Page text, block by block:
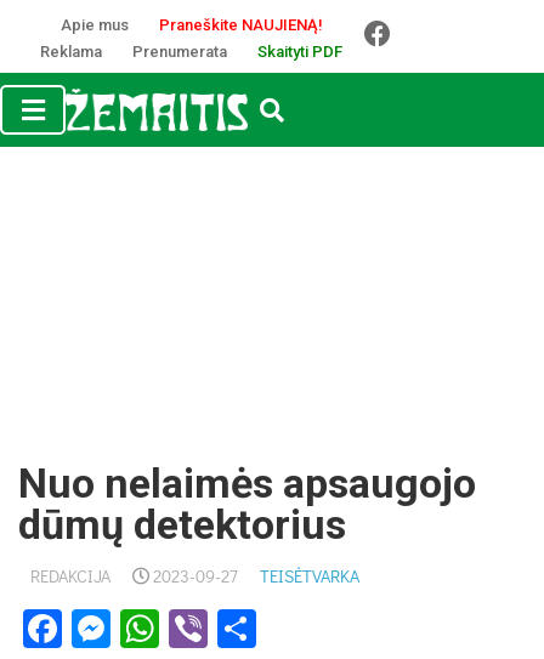
Apie mus
Praneškite NAUJIENĄ!
Reklama
Prenumerata Skaityti PDF
Nuo nelaimės apsaugojo
dūmų detektorius
REDAKCIJA 2023-09-27 TEISĖTVARKA
Facebook
Messenger
WhatsApp
Viber